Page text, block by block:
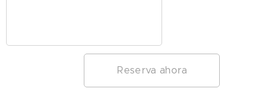
Reserva ahora